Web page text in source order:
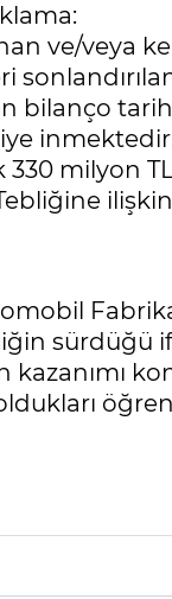
ve/veya
bilanço
milyon
sürdüğü
kazanımı